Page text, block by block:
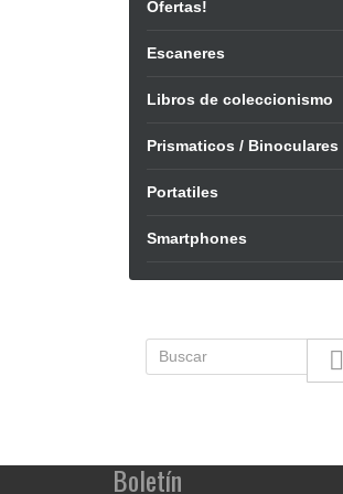
Ofertas!
Escaneres
Libros de coleccionismo
Prismaticos / Binoculares
Portatiles
Smartphones

Boletín